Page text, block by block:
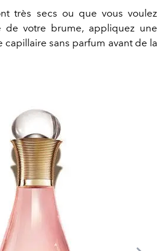
très secs ou que vous voulez
de votre brume, appliquez une
capillaire sans parfum avant de la